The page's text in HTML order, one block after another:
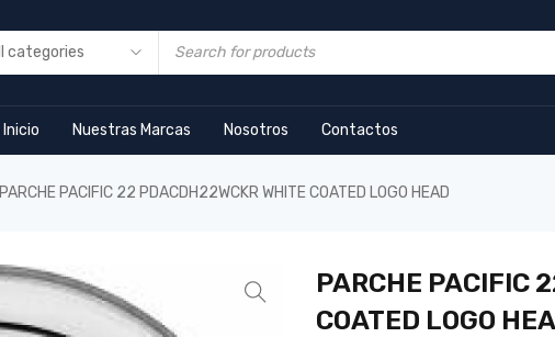
Inicio Nuestras Marcas Nosotros Contactos
PARCHE PACIFIC 22 PDACDH22WCKR WHITE COATED LOGO HEAD
PARCHE PACIFIC
COATED LOGO